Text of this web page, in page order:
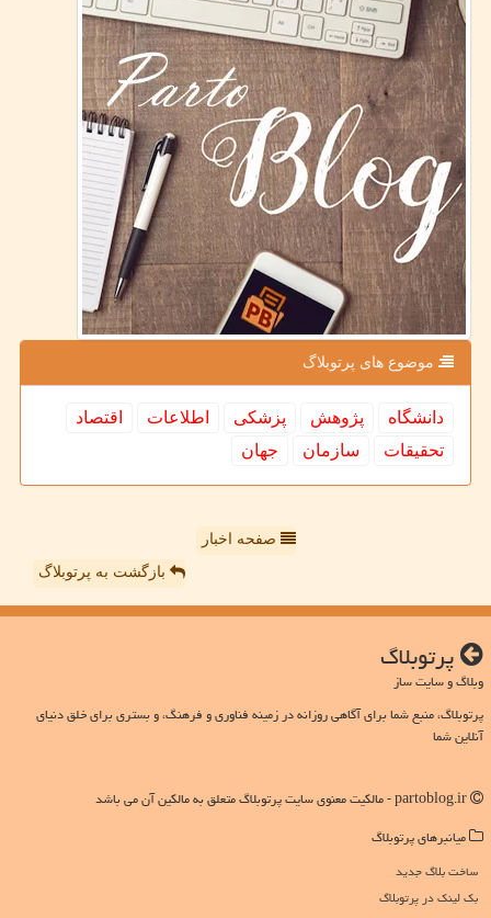
موضوع های پرتوبلاگ
دانشگاه پژوهش پزشكی اطلاعات
اقتصاد
تحقیقات
سازمان جهان
صفحه اخبار
بازگشت به پرتوبلاگ
پرتوبلاگ
وبلاگ و سایت ساز
پرتوبلاگ، منبع شما برای آگاهی روزانه در زمینه فناوری و فرهنگ، و بستری برای خلق دنیای
آنلاین شما
میانبرهای پرتوبلاگ
ساخت بلاگ جدید
بک لینک در پرتوبلاگ